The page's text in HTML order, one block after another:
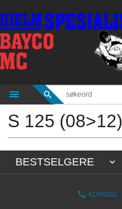
til
innholdet
S 125 (08>12)
BESTSELGERE
41249162